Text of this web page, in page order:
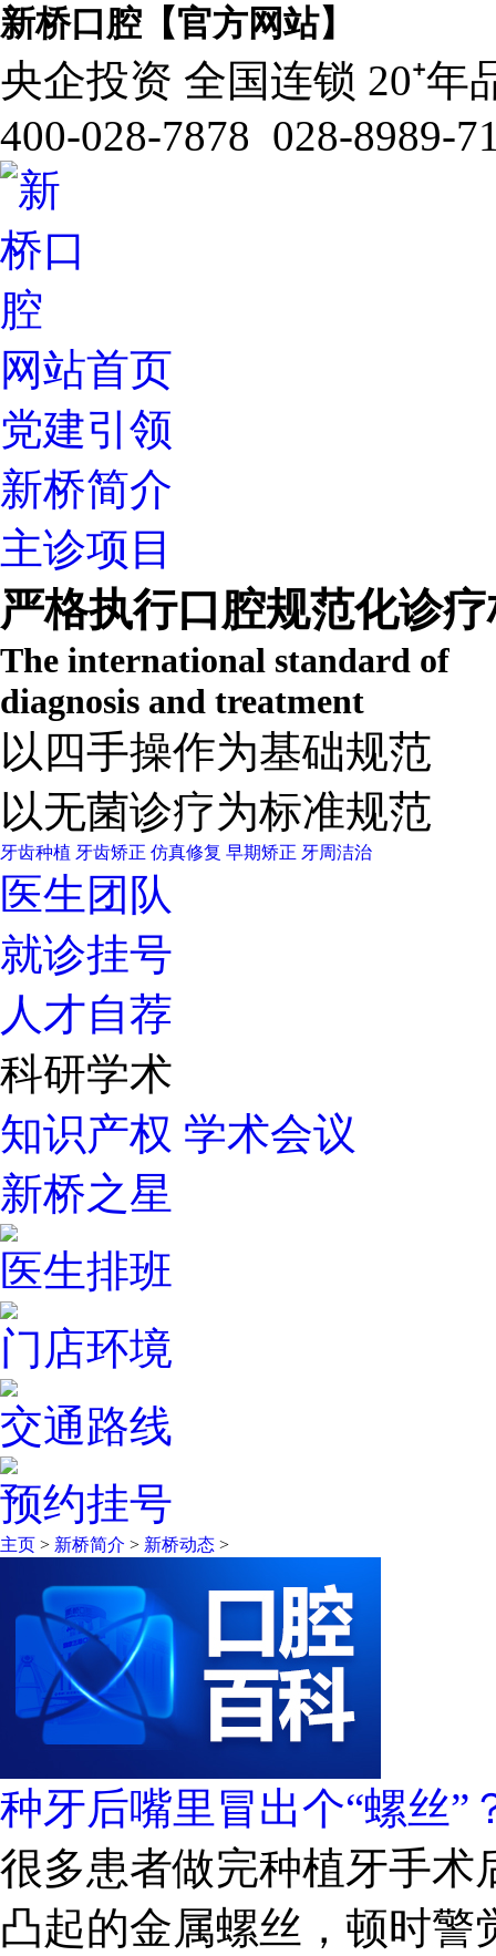
新桥口腔【官方网站】
央企投资 全国连锁 20⁺年
400-028-7878 028-8989-
网站首页
党建引领
新桥简介
主诊项目
严格执行口腔规范化诊
The international standard of
diagnosis and treatment
以四手操作为基础规范
以无菌诊疗为标准规范
牙齿种植 牙齿矫正 仿真修复 早期矫正 牙周洁治
医生团队
就诊挂号
人才自荐
科研学术
知识产权 学术会议
新桥之星
医生排班
门店环境
交通路线
预约挂号
主页 > 新桥简介 > 新桥动态 >
种牙后嘴里冒出个“螺丝”
很多患者做完种植牙手术
凸起的金属螺丝，顿时